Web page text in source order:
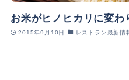
お米がヒノヒカリに変わ
2015年9月10日 レストラン最新情